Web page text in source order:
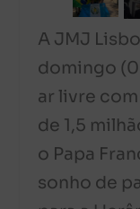
A JMJ
domingo
ar livre
de 1,5
o Papa
sonho de